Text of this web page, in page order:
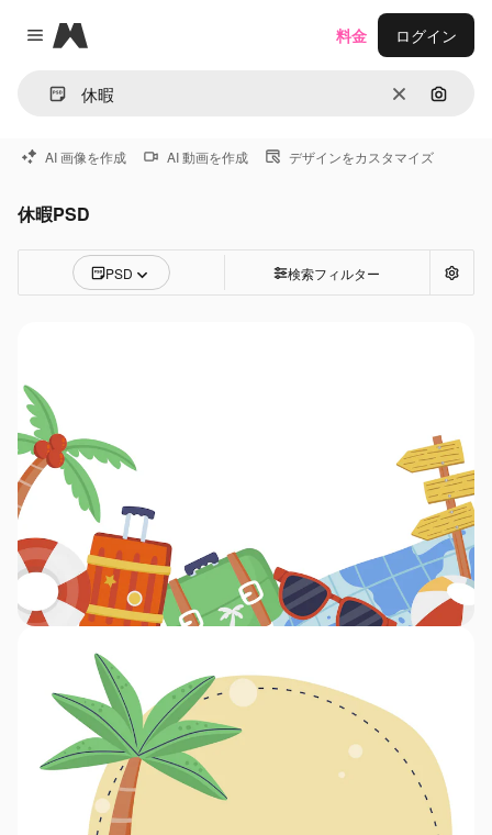
Close menu
Magnific
消去 画像で
料金 ログイン
AI 画像を作成 AI 動画を作成 デザインをカスタマイズ
休暇PSD
PSD 検索フィルター